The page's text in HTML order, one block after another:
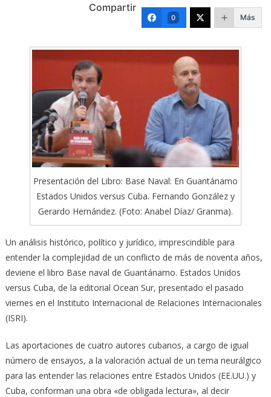
Compartir
0 Más
Presentación del Libro: Base Naval: En Guantánamo
Estados Unidos versus Cuba. Fernando González y
Gerardo Hernández. (Foto: Anabel Díaz/ Granma).
Un análisis histórico, político y jurídico, imprescindible para
entender la complejidad de un conflicto de más de noventa años,
deviene el libro Base naval de Guantánamo. Estados Unidos
versus Cuba, de la editorial Ocean Sur, presentado el pasado
viernes en el Instituto Internacional de Relaciones Internacionales
(ISRI).
Las aportaciones de cuatro autores cubanos, a cargo de igual
número de ensayos, a la valoración actual de un tema neurálgico
para las entender las relaciones entre Estados Unidos (EE.UU.) y
Cuba, conforman una obra «de obligada lectura», al decir